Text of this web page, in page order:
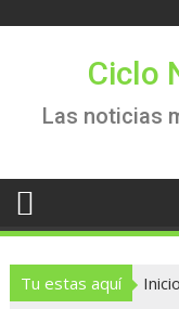
Ciclo
Las noticias
Tu estas aquí Inicio